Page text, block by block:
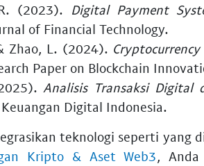
(2023). Digital Payment
of Financial Technology.
Zhao, L. (2024).
Paper on Blockchain
Analisis Transaksi Digital
Digital Indonesia.
teknologi seperti yang
Kripto & Aset Web3, Anda